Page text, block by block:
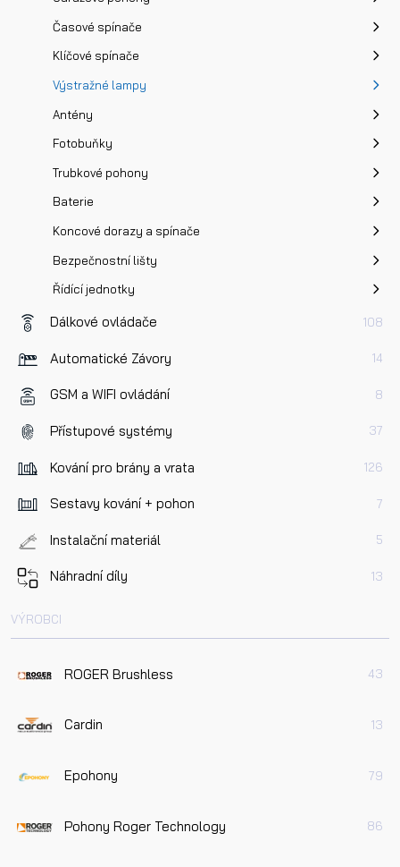
Časové spínače
Klíčové spínače
Výstražné lampy
Antény
Fotobuňky
Trubkové pohony
Baterie
Koncové dorazy a spínače
Bezpečnostní lišty
Řídící jednotky
Dálkové ovládače 108
Automatické Závory 14
GSM a WIFI ovládání 8
Přístupové systémy 37
Kování pro brány a vrata 126
Sestavy kování + pohon 7
Instalační materiál 5
Náhradní díly 13
VÝROBCI
ROGER Brushless 43
Cardin 13
Epohony 79
Pohony Roger Technology 86